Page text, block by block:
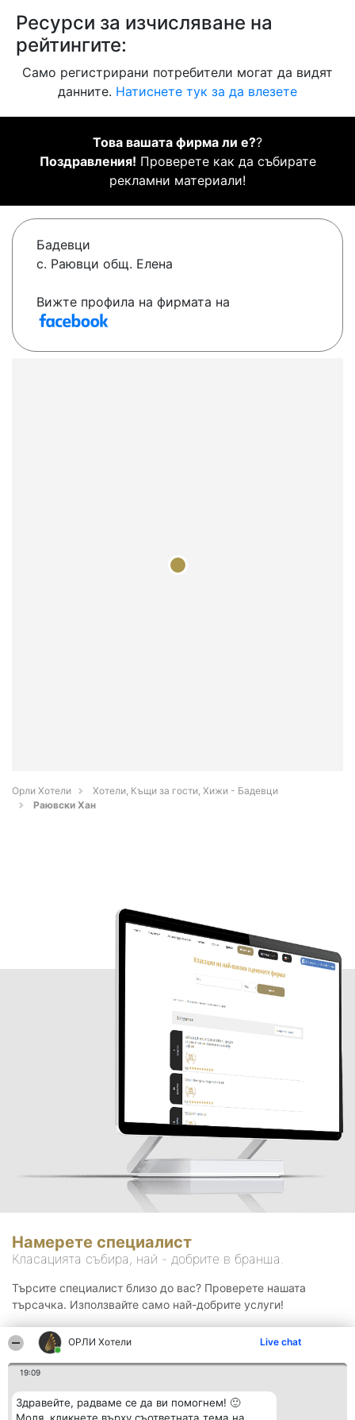
ОРЛИ Хотели Live chat
19:09
Здравейте, радваме се да ви помогнем! 🙂
Ресурси за изчисляване на
рейтингите:
Само регистрирани потребители могат да видят
данните. Натиснете тук за да влезете
Това вашата фирма ли е??
Поздравления! Проверете как да събирате
рекламни материали!
Бадевци
с. Раювци общ. Елена
Вижте профила на фирмата на
Орли Хотели
Хотели, Къщи за гости, Хижи - Бадевци
Раювски Хан
Намерете специалист
Класацията събира, най - добрите в бранша.
Търсите специалист близо до вас? Проверете нашата
търсачка. Използвайте само най-добрите услуги!